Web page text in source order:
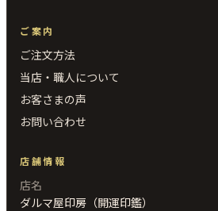
ご案内
ご注文方法
当店・職人について
お客さまの声
お問い合わせ
店舗情報
店名
ダルマ屋印房（開運印鑑）